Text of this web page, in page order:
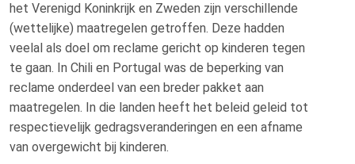
het Verenigd Koninkrijk en Zweden zijn verschillende
(wettelijke) maatregelen getroffen. Deze hadden
veelal als doel om reclame gericht op kinderen tegen
te gaan. In Chili en Portugal was de beperking van
reclame onderdeel van een breder pakket aan
maatregelen. In die landen heeft het beleid geleid tot
respectievelijk gedragsveranderingen en een afname
van overgewicht bij kinderen.